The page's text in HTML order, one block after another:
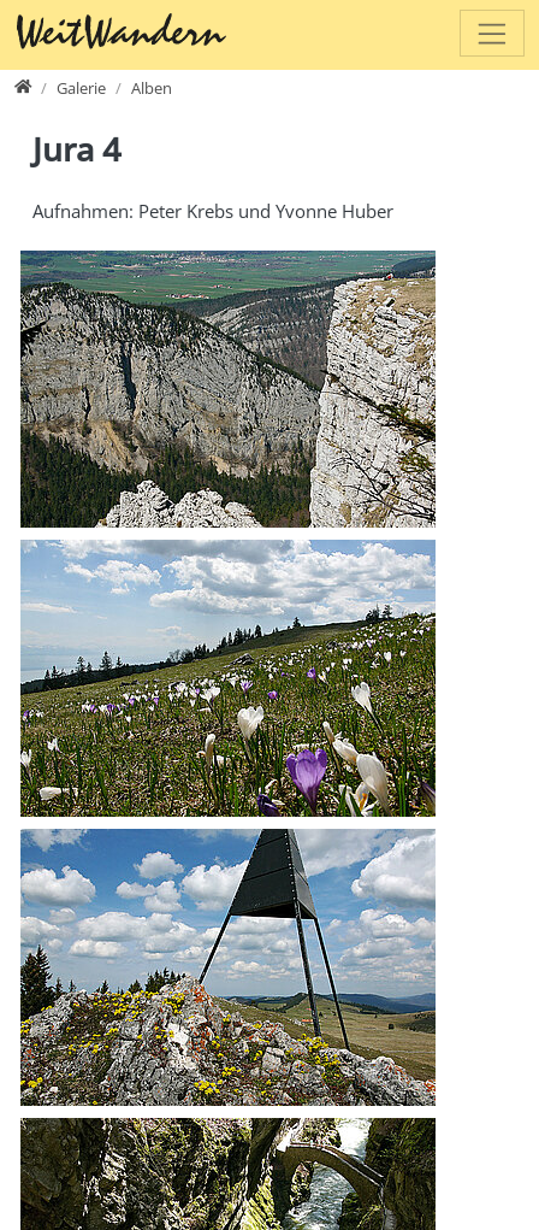
Direkt zur Hauptnavigation springen
Direkt zum Inhalt springen
www.weitwandern.ch
Galerie Alben
Jura 4
Aufnahmen: Peter Krebs und Yvonne Huber